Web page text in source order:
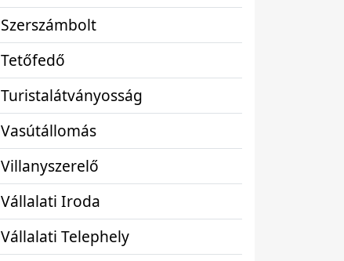
Szerszámbolt
Tetőfedő
Turistalátványosság
Vasútállomás
Villanyszerelő
Vállalati Iroda
Vállalati Telephely